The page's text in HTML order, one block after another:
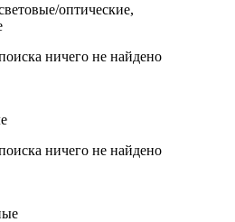
оптические,
ничего не найдено
ничего не найдено